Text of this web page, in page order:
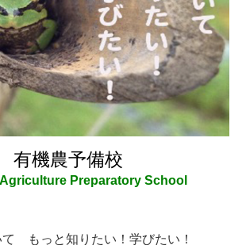
有機農予備校
Preparatory School
もっと知りたい！学びたい！